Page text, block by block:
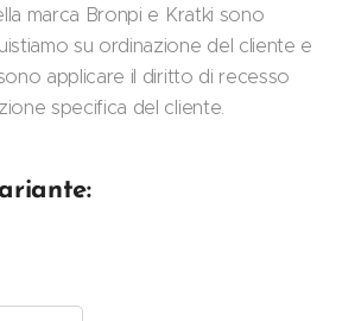
marca Bronpi e Kratki sono
su ordinazione del cliente e
applicare il diritto di recesso
specifica del cliente.